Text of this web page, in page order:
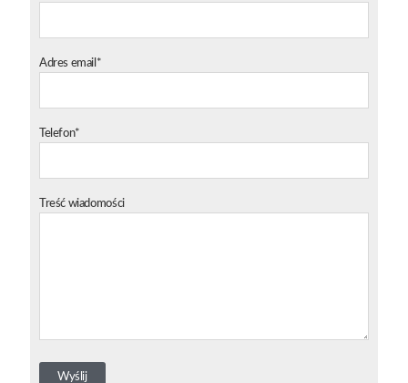
Adres email*
Telefon*
Treść wiadomości